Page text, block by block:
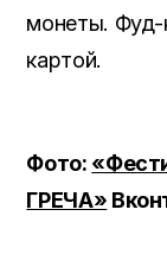
монеты. Фуд-
картой.
Фото:
ГРЕЧА»